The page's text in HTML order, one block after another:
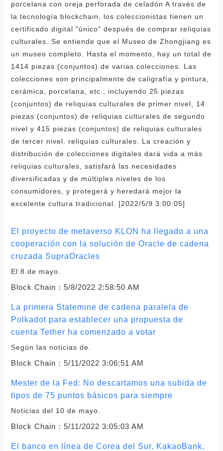
porcelana con oreja perforada de celadón A través de
la tecnología blockchain, los coleccionistas tienen un
certificado digital "único" después de comprar reliquias
culturales. Se entiende que el Museo de Zhongjiang es
un museo completo. Hasta el momento, hay un total de
1414 piezas (conjuntos) de varias colecciones. Las
colecciones son principalmente de caligrafía y pintura,
cerámica, porcelana, etc., incluyendo 25 piezas
(conjuntos) de reliquias culturales de primer nivel, 14
piezas (conjuntos) de reliquias culturales de segundo
nivel y 415 piezas (conjuntos) de reliquias culturales
de tercer nivel. reliquias culturales. La creación y
distribución de colecciones digitales dará vida a más
reliquias culturales, satisfará las necesidades
diversificadas y de múltiples niveles de los
consumidores, y protegerá y heredará mejor la
excelente cultura tradicional. [2022/5/9 3:00:05]
El proyecto de metaverso KLON ha llegado a una
cooperación con la solución de Oracle de cadena
cruzada SupraOracles
El 8 de mayo.
Block Chain： 5/8/2022 2:58:50 AM
La primera Statemine de cadena paralela de
Polkadot para establecer una propuesta de
cuenta Tether ha comenzado a votar
Según las noticias de.
Block Chain： 5/11/2022 3:06:51 AM
Mester de la Fed: No descartamos una subida de
tipos de 75 puntos básicos para siempre
Noticias del 10 de mayo.
Block Chain： 5/11/2022 3:05:03 AM
El banco en línea de Corea del Sur, KakaoBank,